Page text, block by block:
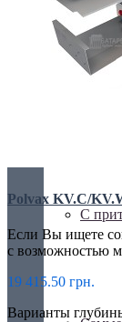
С
С
Polvax KV.C/
Если Вы ищете
с возможностью
19 415.50 грн.
Варианты